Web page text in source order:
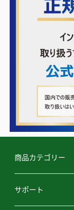
商品カテゴリー
ライト
フィギュア・ぬいぐ
サポート